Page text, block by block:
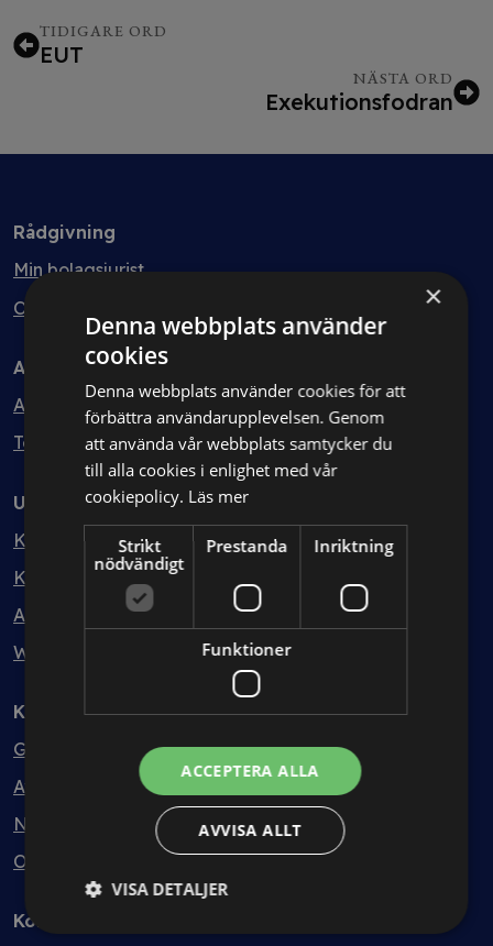
TIDIGARE ORD
EUT
NÄSTA ORD
Exekutionsfodran
Rådgivning
Min bolagsjurist
Ombud
Avtal
Avtalshantering
Testa kostnadsfritt
Utbildning
Kurser
Kurspaket
Abonnemang
Webbinarium
Kunskapsbank
Guider
Avtalsmallar
Nyheter
Ordlista
Kontakt
×
Denna webbplats använder
cookies
Denna webbplats använder cookies för att
förbättra användarupplevelsen. Genom
att använda vår webbplats samtycker du
till alla cookies i enlighet med vår
cookiepolicy. Läs mer
Strikt
nödvändigt
Prestanda Inriktning
Funktioner
ACCEPTERA ALLA
AVVISA ALLT
VISA DETALJER